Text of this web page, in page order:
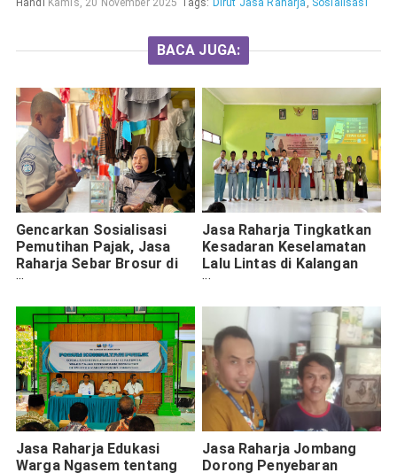
Handi Kamis, 20 November 2025 Tags: Dirut Jasa Raharja , Sosialisasi
BACA JUGA:
Gencarkan Sosialisasi
Pemutihan Pajak, Jasa
Raharja Sebar Brosur di
Tempat Publik Madiun
Jasa Raharja Tingkatkan
Kesadaran Keselamatan
Lalu Lintas di Kalangan
Pelajar SMKN 1 Trowulan
Jasa Raharja Edukasi
Warga Ngasem tentang
Jasa Raharja Jombang
Dorong Penyebaran